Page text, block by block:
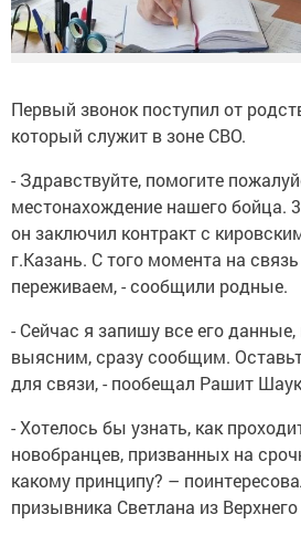
Первый звонок поступил от
который служит в зоне СВО.
- Здравствуйте, помогите
местонахождение нашего бойца.
он заключил контракт с
г.Казань. С того момента на
переживаем, - сообщили родные.
- Сейчас я запишу все его данные,
выясним, сразу сообщим.
для связи, - пообещал Рашит
- Хотелось бы узнать, как
новобранцев, призванных на
какому принципу? –
призывника Светлана из